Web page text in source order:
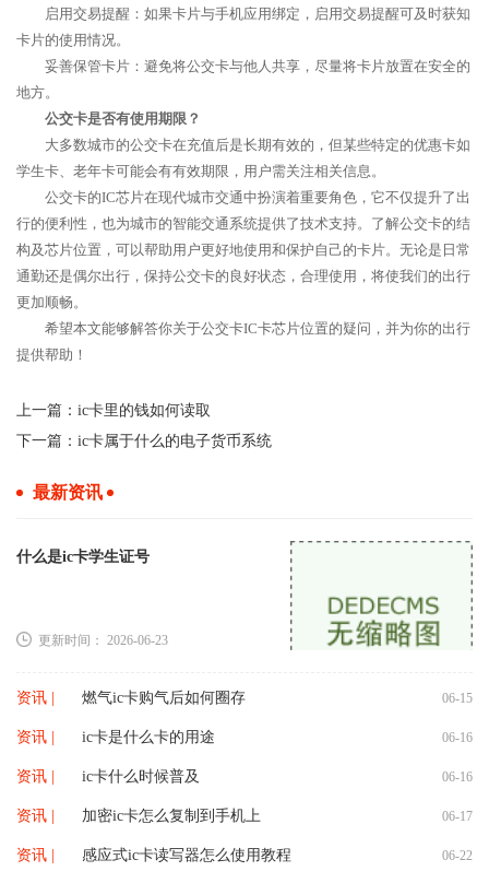
启用交易提醒：如果卡片与手机应用绑定，启用交易提醒可及时获知
卡片的使用情况。
妥善保管卡片：避免将公交卡与他人共享，尽量将卡片放置在安全的
地方。
公交卡是否有使用期限？
大多数城市的公交卡在充值后是长期有效的，但某些特定的优惠卡如
学生卡、老年卡可能会有有效期限，用户需关注相关信息。
公交卡的IC芯片在现代城市交通中扮演着重要角色，它不仅提升了出
行的便利性，也为城市的智能交通系统提供了技术支持。了解公交卡的结
构及芯片位置，可以帮助用户更好地使用和保护自己的卡片。无论是日常
通勤还是偶尔出行，保持公交卡的良好状态，合理使用，将使我们的出行
更加顺畅。
希望本文能够解答你关于公交卡IC卡芯片位置的疑问，并为你的出行
提供帮助！
上一篇： ic卡里的钱如何读取
下一篇： ic卡属于什么的电子货币系统
最新资讯
什么是ic卡学生证号
更新时间： 2026-06-23
资讯 | 燃气ic卡购气后如何圈存 06-15
资讯 | ic卡是什么卡的用途 06-16
资讯 | ic卡什么时候普及 06-16
资讯 | 加密ic卡怎么复制到手机上 06-17
资讯 | 感应式ic卡读写器怎么使用教程 06-22